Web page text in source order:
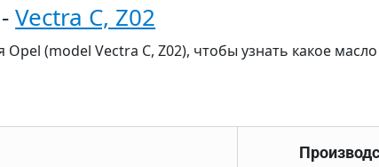
-Vectra C, Z02
(model Vectra C, Z02), чтобы узнать какое